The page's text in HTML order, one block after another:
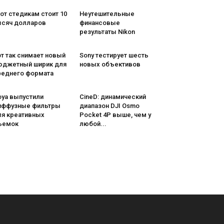
стедикам стоит 10
долларов
Неутешительные
финансовые
результаты Nikon
так снимает новый
ширик для
формата
Sony тестирует шесть
новых объективов
выпустили
фильтры
креативных
CineD: динамический
диапазон DJI Osmo
Pocket 4P выше, чем у
любой...